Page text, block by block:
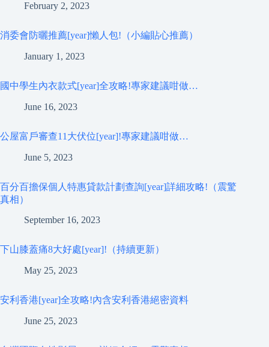
February 2, 2023
消委會防曬推薦[year]懶人包!（小編貼心推薦）
January 1, 2023
國中學生內衣款式[year]全攻略!專家建議咁做…
June 16, 2023
公屋富戶審查11大伏位[year]!專家建議咁做…
June 5, 2023
百分百擔保個人特惠貸款計劃查詢[year]詳細攻略!（震驚
真相）
September 16, 2023
下山膝蓋痛8大好處[year]!（持續更新）
May 25, 2023
安利香港[year]全攻略!內含安利香港絕密資料
June 25, 2023